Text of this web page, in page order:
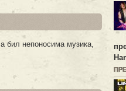
бил непоносима музика,